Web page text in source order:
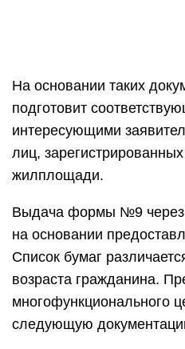
На основании таких
подготовит
интересующими
лиц,
жилплощади.
Выдача формы №9
на основании
Список бумаг
возраста гражданина.
многофункционального
следующую